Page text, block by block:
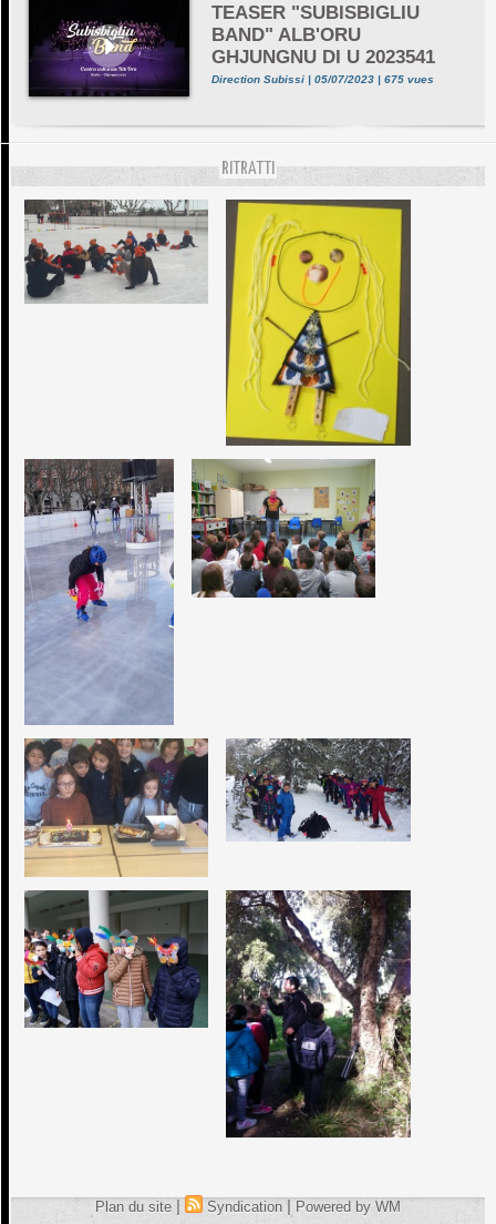
TEASER "SUBISBIGLIU
BAND" ALB'ORU
GHJUNGNU DI U 2023541
Direction Subissi | 05/07/2023 | 675 vues
RITRATTI
Plan du site | Syndication | Powered by WM